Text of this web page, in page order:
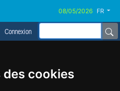
cookies
FR
Connexion